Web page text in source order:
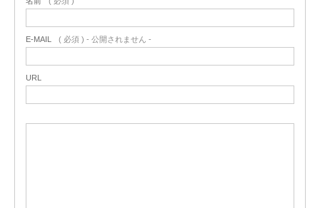
E-MAIL ( 必須 ) - 公開されません -
URL